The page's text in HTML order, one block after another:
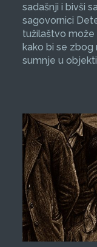
sadašnji i bivši
sagovornici
tužilaštvo
kako bi se
sumnje u